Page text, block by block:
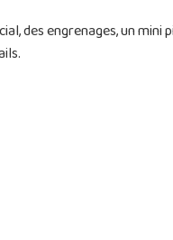
des engrenages, un mini